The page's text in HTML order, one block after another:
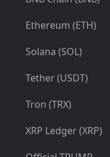
Ethereum (ETH)
Solana (SOL)
Tether (USDT)
Tron (TRX)
XRP Ledger (XRP)